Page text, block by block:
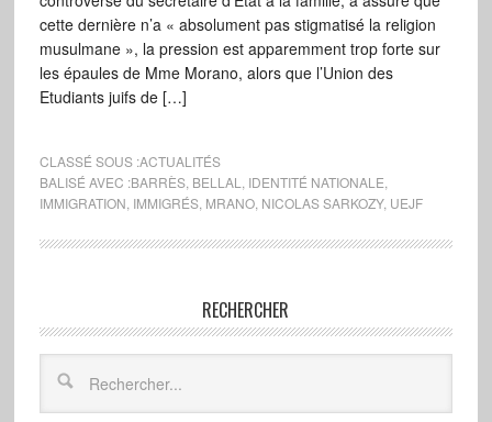
cette dernière n’a « absolument pas stigmatisé la religion
musulmane », la pression est apparemment trop forte sur
les épaules de Mme Morano, alors que l’Union des
Etudiants juifs de […]
CLASSÉ SOUS :ACTUALITÉS
BALISÉ AVEC :BARRÈS, BELLAL IDENTITÉ NATIONALE
IMMIGRATION IMMIGRÉS, MRANO, NICOLAS SARKOZY, UEJF
RECHERCHER